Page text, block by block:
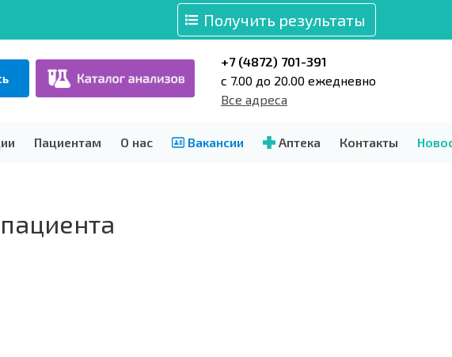
Получить результаты
+7 (4872) 701-391
c 7.00 до 20.00 ежедневно
Все адреса
Пациентам О нас Вакансии Аптека Контакты